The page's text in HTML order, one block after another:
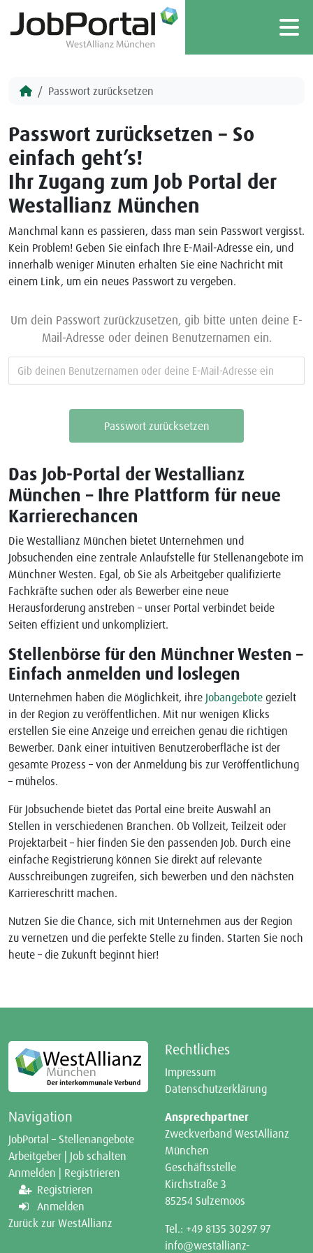
Passwort zurücksetzen
Passwort zurücksetzen – So
einfach geht’s!
Ihr Zugang zum Job Portal der
Westallianz München
Manchmal kann es passieren, dass man sein Passwort vergisst.
Kein Problem! Geben Sie einfach Ihre E-Mail-Adresse ein, und
innerhalb weniger Minuten erhalten Sie eine Nachricht mit
einem Link, um ein neues Passwort zu vergeben.
Um dein Passwort zurückzusetzen, gib bitte unten deine E-
Mail-Adresse oder deinen Benutzernamen ein.
Das Job-Portal der Westallianz
München – Ihre Plattform für neue
Karrierechancen
Die Westallianz München bietet Unternehmen und
Jobsuchenden eine zentrale Anlaufstelle für Stellenangebote im
Münchner Westen. Egal, ob Sie als Arbeitgeber qualifizierte
Fachkräfte suchen oder als Bewerber eine neue
Herausforderung anstreben – unser Portal verbindet beide
Seiten effizient und unkompliziert.
Stellenbörse für den Münchner Westen –
Einfach anmelden und loslegen
Unternehmen haben die Möglichkeit, ihre Jobangebote gezielt
in der Region zu veröffentlichen. Mit nur wenigen Klicks
erstellen Sie eine Anzeige und erreichen genau die richtigen
Bewerber. Dank einer intuitiven Benutzeroberfläche ist der
gesamte Prozess – von der Anmeldung bis zur Veröffentlichung
– mühelos.
Für Jobsuchende bietet das Portal eine breite Auswahl an
Stellen in verschiedenen Branchen. Ob Vollzeit, Teilzeit oder
Projektarbeit – hier finden Sie den passenden Job. Durch eine
einfache Registrierung können Sie direkt auf relevante
Ausschreibungen zugreifen, sich bewerben und den nächsten
Karriereschritt machen.
Nutzen Sie die Chance, sich mit Unternehmen aus der Region
zu vernetzen und die perfekte Stelle zu finden. Starten Sie noch
heute – die Zukunft beginnt hier!
Rechtliches
Impressum
Datenschutzerklärung
Navigation
JobPortal – Stellenangebote
Arbeitgeber | Job schalten
Anmelden | Registrieren
Registrieren
Anmelden
Zurück zur WestAllianz
Ansprechpartner
Zweckverband WestAllianz
München
Geschäftsstelle
Kirchstraße 3
85254 Sulzemoos
Tel.: +49 8135 30297 97
info@westallianz-